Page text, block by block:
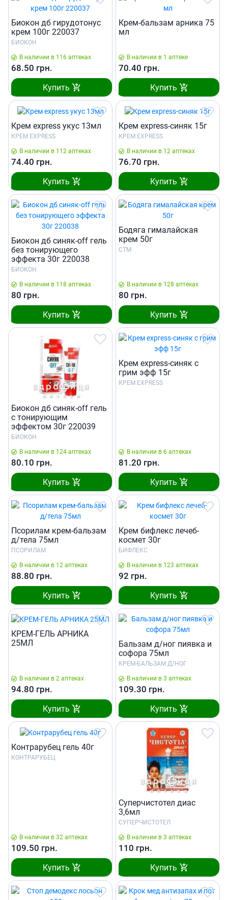
Биокон дб гирудотонус
крем 100г 220037
БИОКОН
В наличии в 116 аптеках
68.50 грн.
Купить
Крем-бальзам арника 75
мл
В наличии в 1 аптеке
70.40 грн.
Купить
Крем express укус 13мл
КРЕМ EXPRESS
В наличии в 112 аптеках
74.40 грн.
Купить
Крем express-синяк 15г
КРЕМ EXPRESS
В наличии в 12 аптеках
76.70 грн.
Купить
Биокон дб синяк-off гель
без тонирующего
эффекта 30г 220038
БИОКОН
В наличии в 118 аптеках
80 грн.
Купить
Бодяга гималайская
крем 50г
СТМ
В наличии в 128 аптеках
80 грн.
Купить
Биокон дб синяк-off гель
с тонирующим
эффектом 30г 220039
БИОКОН
В наличии в 124 аптеках
80.10 грн.
Купить
Крем express-синяк с
грим эфф 15г
КРЕМ EXPRESS
В наличии в 6 аптеках
81.20 грн.
Купить
Псорилам крем-бальзам
д/тела 75мл
ПСОРИЛАМ
В наличии в 12 аптеках
88.80 грн.
Купить
Крем бифлекс лечеб-
космет 30г
БИФЛЕКС
В наличии в 123 аптеках
92 грн.
Купить
КРЕМ-ГЕЛЬ АРНИКА
25МЛ
В наличии в 2 аптеках
94.80 грн.
Купить
Бальзам д/ног пиявка и
софора 75мл
КРЕМ-БАЛЬЗАМ Д/НОГ
В наличии в 3 аптеках
109.30 грн.
Купить
Контрарубец гель 40г
КОНТРАРУБЕЦ
В наличии в 32 аптеках
109.50 грн.
Купить
Суперчистотел диас
3,6мл
СУПЕРЧИСТОТЕЛ
В наличии в 3 аптеках
110 грн.
Купить